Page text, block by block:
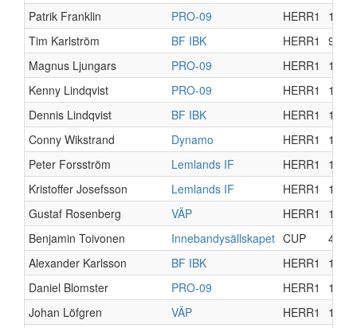
Patrik Franklin
PRO-09 HERR1 12
Tim Karlström
BF IBK HERR1 9
Magnus Ljungars
PRO-09 HERR1 13
Kenny Lindqvist
PRO-09 HERR1 12
Dennis Lindqvist
BF IBK HERR1 15
Conny Wikstrand
Dynamo HERR1 12
Peter Forsström
Lemlands IF HERR1 13
Kristoffer Josefsson
Lemlands IF HERR1 11
Gustaf Rosenberg
VÄP HERR1 14
Benjamin Toivonen
Innebandysällskapet CUP 4
Alexander Karlsson
BF IBK HERR1 17
Daniel Blomster
PRO-09 HERR1 11
Johan Löfgren
VÄP HERR1 14